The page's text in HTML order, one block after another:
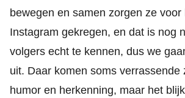
bewegen en samen zorgen ze
Instagram gekregen, en dat is nog
volgers echt te kennen, dus we
uit. Daar komen soms
humor en herkenning, maar het